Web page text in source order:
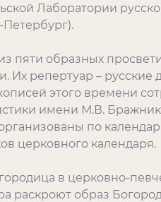
Лаборатории
пяти образных
Их репертуар – русские
этого времени
имени М.В.
по
церковного календаря.
в церковно-
раскроют образ